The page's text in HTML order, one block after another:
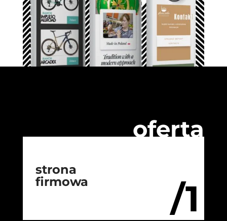
oferta
/1
strona
firmowa